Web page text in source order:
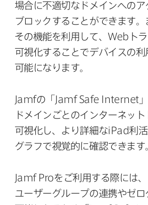
場合に​不適切な​ドメインへの​ア
ブロックする​ことができます。​
その機能を​利用して、 Web ト
可視化する​ことで​デバイスの​
可能に​なります。
Jamfの​「 Jamf Safe Internet
ドメインごとの​インターネッ
可視化し、​より​詳細なiPad利
グラフで​視覚的に​確認できます
Jamf Proを​ご利用する​際には、​
ユーザーグループの​連携や​ゼ